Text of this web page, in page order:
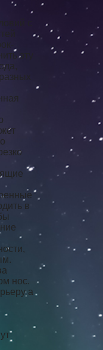
с
эту
в
нос.
а